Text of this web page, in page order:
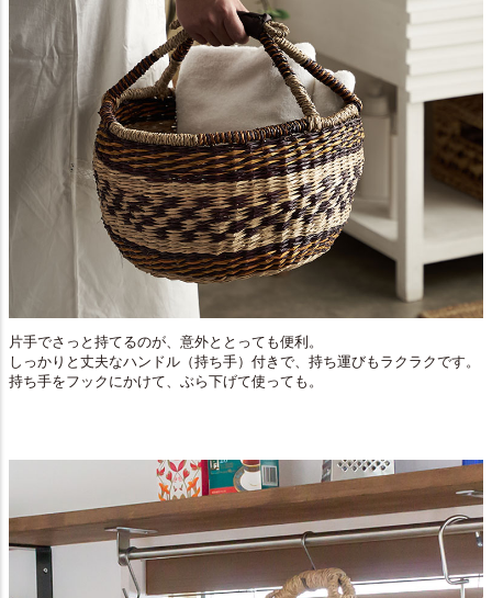
片手でさっと持てるのが、意外ととっても便利。
しっかりと丈夫なハンドル（持ち手）付きで、持ち運びもラクラクです。
持ち手をフックにかけて、ぶら下げて使っても。